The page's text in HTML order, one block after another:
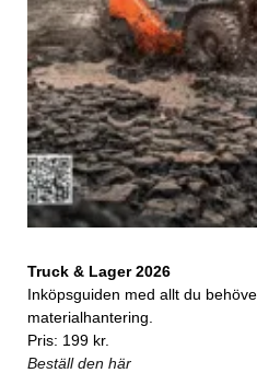
Truck & Lager 2026
Inköpsguiden med allt du
materialhantering.
Pris: 199 kr.
Beställ den här